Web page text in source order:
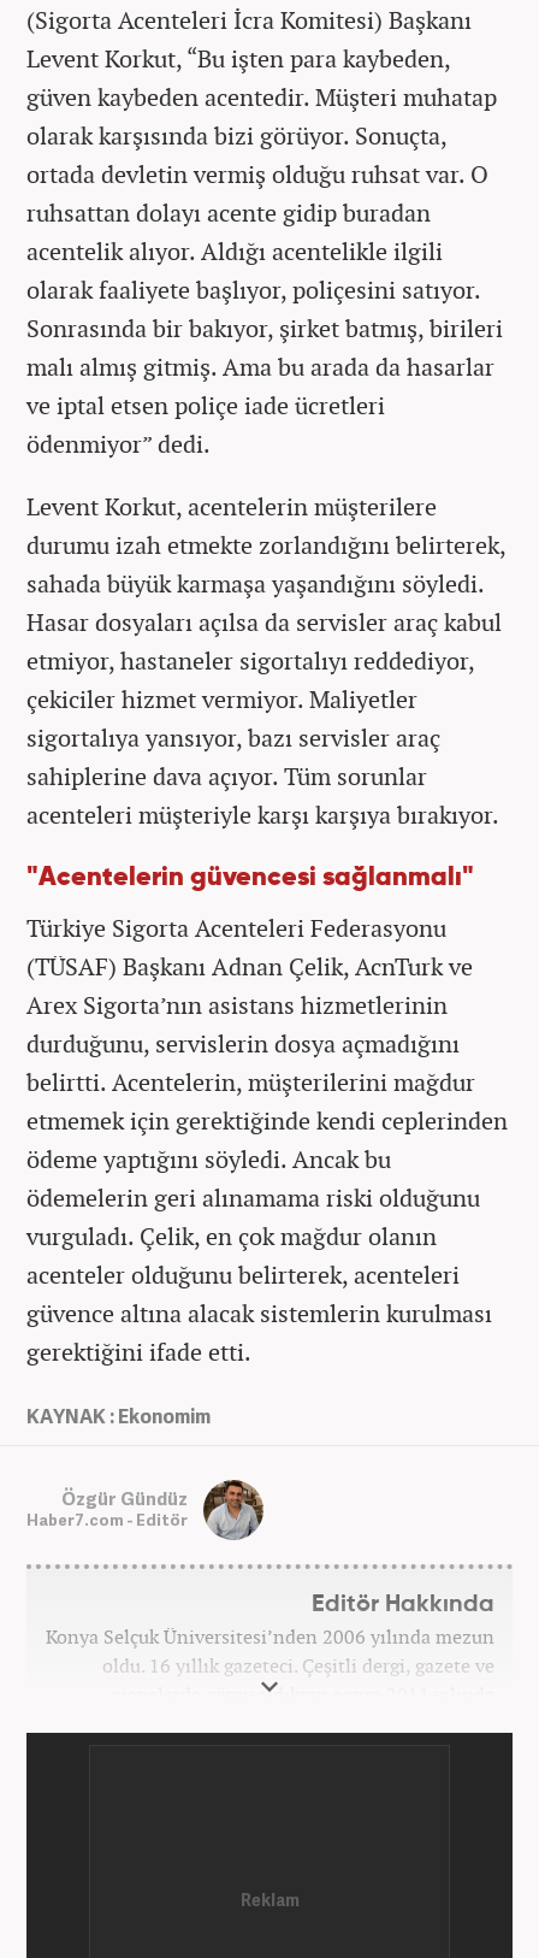
(Sigorta Acenteleri İcra Komitesi) Başkanı
Levent Korkut, “Bu işten para kaybeden,
güven kaybeden acentedir. Müşteri muhatap
olarak karşısında bizi görüyor. Sonuçta,
ortada devletin vermiş olduğu ruhsat var. O
ruhsattan dolayı acente gidip buradan
acentelik alıyor. Aldığı acentelikle ilgili
olarak faaliyete başlıyor, poliçesini satıyor.
Sonrasında bir bakıyor, şirket batmış, birileri
malı almış gitmiş. Ama bu arada da hasarlar
ve iptal etsen poliçe iade ücretleri
ödenmiyor” dedi.
Levent Korkut, acentelerin müşterilere
durumu izah etmekte zorlandığını belirterek,
sahada büyük karmaşa yaşandığını söyledi.
Hasar dosyaları açılsa da servisler araç kabul
etmiyor, hastaneler sigortalıyı reddediyor,
çekiciler hizmet vermiyor. Maliyetler
sigortalıya yansıyor, bazı servisler araç
sahiplerine dava açıyor. Tüm sorunlar
acenteleri müşteriyle karşı karşıya bırakıyor.
"Acentelerin güvencesi sağlanmalı"
Türkiye Sigorta Acenteleri Federasyonu
(TÜSAF) Başkanı Adnan Çelik, AcnTurk ve
Arex Sigorta’nın asistans hizmetlerinin
durduğunu, servislerin dosya açmadığını
belirtti. Acentelerin, müşterilerini mağdur
etmemek için gerektiğinde kendi ceplerinden
ödeme yaptığını söyledi. Ancak bu
ödemelerin geri alınamama riski olduğunu
vurguladı. Çelik, en çok mağdur olanın
acenteler olduğunu belirterek, acenteleri
güvence altına alacak sistemlerin kurulması
gerektiğini ifade etti.
KAYNAK : Ekonomim
Özgür Gündüz
Haber7.com - Editör
Editör Hakkında
Konya Selçuk Üniversitesi’nden 2006 yılında mezun
oldu. 16 yıllık gazeteci. Çeşitli dergi, gazete ve
ajanslarda görev aldıktan sonra 2011 yılında